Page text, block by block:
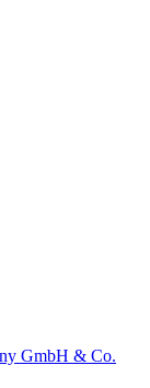
GmbH & Co.